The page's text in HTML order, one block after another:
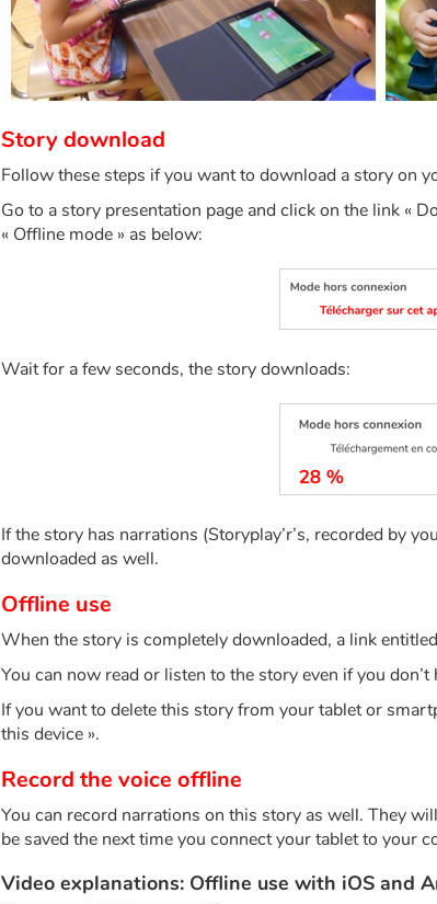
Story download
Follow these steps if you want to download a story on
Go to a story presentation page and click on the link «
« Offline mode » as below:
Wait for a few seconds, the story downloads:
If the story has narrations (Storyplay’r’s, recorded by
downloaded as well.
Offline use
When the story is completely downloaded, a link
You can now read or listen to the story even if you
If you want to delete this story from your tablet or
this device ».
Record the voice offline
You can record narrations on this story as well. They
be saved the next time you connect your tablet to your
Video explanations: Offline use with iOS and